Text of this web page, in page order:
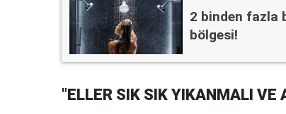
2 binden fazla
bölgesi!
"ELLER SIK SIK YIKANMALI VE